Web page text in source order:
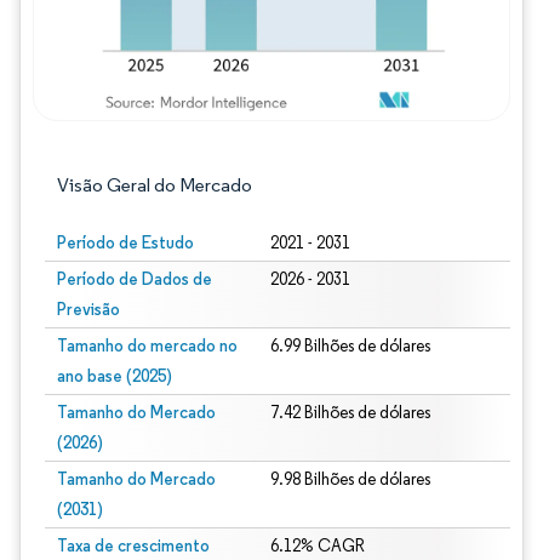
Visão Geral do Mercado
Período de Estudo 2021 - 2031
Período de Dados de
Previsão
2026 - 2031
Tamanho do mercado no
ano base (2025)
6.99 Bilhões de dólares
Tamanho do Mercado
(2026)
7.42 Bilhões de dólares
Tamanho do Mercado
(2031)
9.98 Bilhões de dólares
Taxa de crescimento
6.12% CAGR